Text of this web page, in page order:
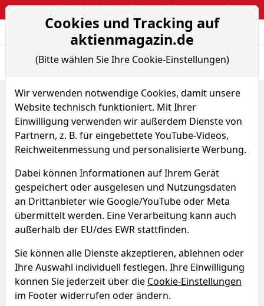
Webinar: So kassierst du trotzdem attraktive Optionsprämien
Aktien- und
Home
ETFs
AMUNDI INDEX MSCI Emerging Markets SRI PAB UCITS E...
Sparplan-Simulator
AMUNDI INDEX MSCI
Emerging Markets SRI PAB
UCITS ETF - USD (Acc)
WKN A2JSDD ISIN LU1861138961
Cookies und Tracking auf
aktienmagazin.de
(Bitte wählen Sie Ihre Cookie-Einstellungen)
Wir verwenden notwendige Cookies, damit unsere
Website technisch funktioniert. Mit Ihrer
Einwilligung verwenden wir außerdem Dienste von
Partnern, z. B. für eingebettete YouTube-Videos,
Reichweitenmessung und personalisierte Werbung.
Dabei können Informationen auf Ihrem Gerät
gespeichert oder ausgelesen und Nutzungsdaten
an Drittanbieter wie Google/YouTube oder Meta
übermittelt werden. Eine Verarbeitung kann auch
außerhalb der EU/des EWR stattfinden.
Sie können alle Dienste akzeptieren, ablehnen oder
Ihre Auswahl individuell festlegen. Ihre Einwilligung
können Sie jederzeit über die Cookie-Einstellungen
im Footer widerrufen oder ändern.